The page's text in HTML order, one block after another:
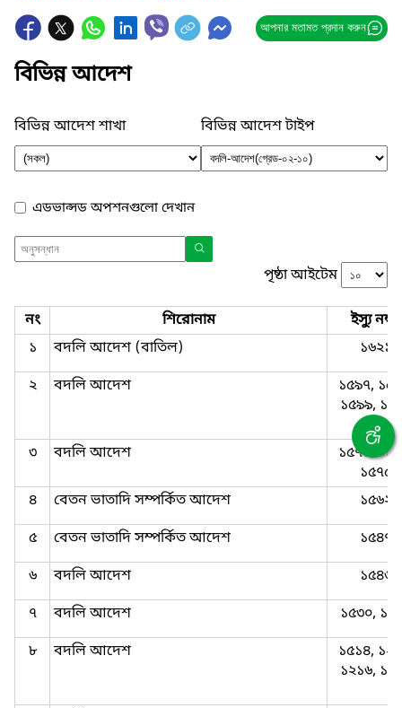
আপনার মতামত প্রদান করুন
বিভিন্ন আদেশ
বিভিন্ন আদেশ শাখা বিভিন্ন আদেশ টাইপ
এডভান্সড অপশনগুলো দেখান
পৃষ্ঠা আইটেম
নং শিরোনাম
ইস্যু নম্বর
১
বদলি আদেশ (বাতিল)
১৬২১
২
বদলি আদেশ
১৫৯৭,
১৫৯৯,
৩ বদলি আদেশ
১৫৭১,
১৫৭৫
৪
বেতন ভাতাদি সম্পর্কিত আদেশ
১৫৬২
৫
বেতন ভাতাদি সম্পর্কিত আদেশ
১৫৪৭
৬
বদলি আদেশ
১৫৪৬
৭
বদলি আদেশ
১৫৩০,
৮
বদলি আদেশ
১৫১৪,
১২১৬,